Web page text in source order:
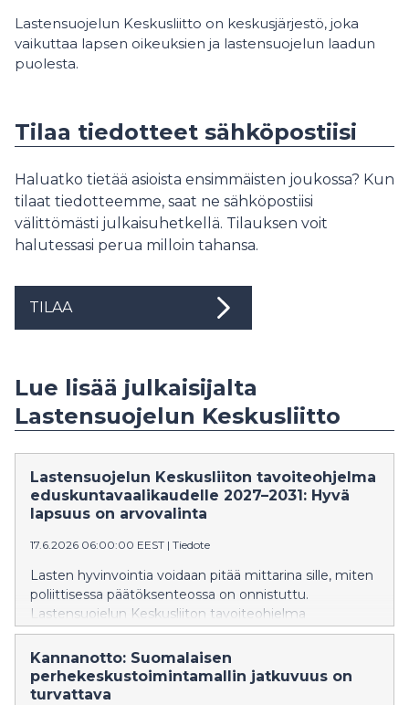
Lastensuojelun Keskusliitto on keskusjärjestö, joka
vaikuttaa lapsen oikeuksien ja lastensuojelun laadun
puolesta.
Tilaa tiedotteet sähköpostiisi
Haluatko tietää asioista ensimmäisten joukossa? Kun
tilaat tiedotteemme, saat ne sähköpostiisi
välittömästi julkaisuhetkellä. Tilauksen voit
halutessasi perua milloin tahansa.
TILAA
Lue lisää julkaisijalta
Lastensuojelun Keskusliitto
Lastensuojelun Keskusliiton tavoiteohjelma
eduskuntavaalikaudelle 2027–2031: Hyvä
lapsuus on arvovalinta
17.6.2026 06:00:00 EEST | Tiedote
Lasten hyvinvointia voidaan pitää mittarina sille, miten
poliittisessa päätöksenteossa on onnistuttu.
Lastensuojelun Keskusliiton tavoiteohjelma
eduskuntavaalikaudelle 2027–2031 muistuttaa, että
meillä on käytössämme monia keinoja parantaa lasten,
nuorten ja perheiden hyvinvointia. Emme saa jättää
ainoatakaan lasta takamatkalle.
Kannanotto: Suomalaisen
perhekeskustoimintamallin jatkuvuus on
turvattava